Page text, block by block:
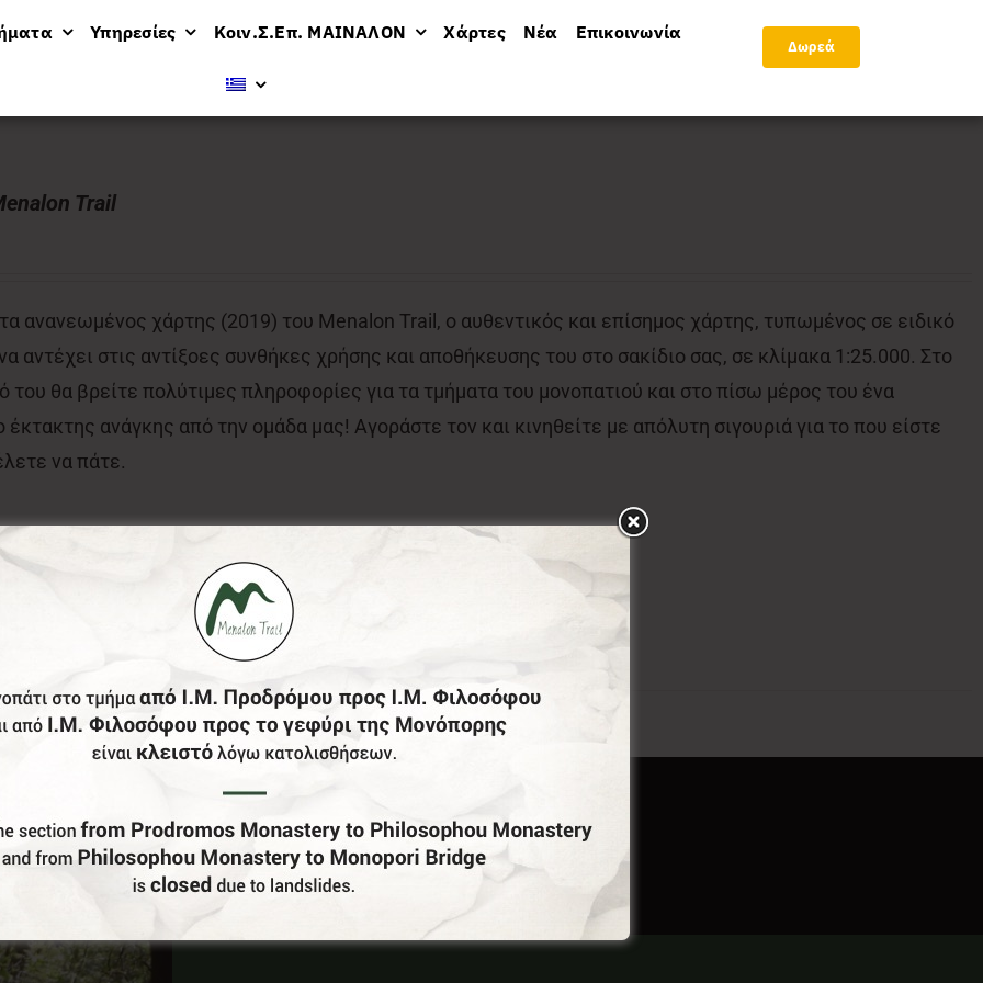
Υπηρεσίες Κοιν.Σ.Επ. ΜΑΙΝΑΛΟΝ Χάρτες Νέα Επικοινωνία
Δωρεά
Trail
ανανεωμένος χάρτης (2019) του Menalon Trail, ο αυθεντικός και επίσημος χάρτης, τυπωμένος σε ειδικό
αντέχει στις αντίξοες συνθήκες χρήσης και αποθήκευσης του στο σακίδιο σας, σε κλίμακα 1:25.000. Στο
του θα βρείτε πολύτιμες πληροφορίες για τα τμήματα του μονοπατιού και στο πίσω μέρος του ένα
ανάγκης από την ομάδα μας! Αγοράστε τον και κινηθείτε με απόλυτη σιγουριά για το που είστε
να πάτε.
Έχεις Επιχείρηση Στο Δήμο Γορτυνίας;
Γίνε Συνεργάτης Μας